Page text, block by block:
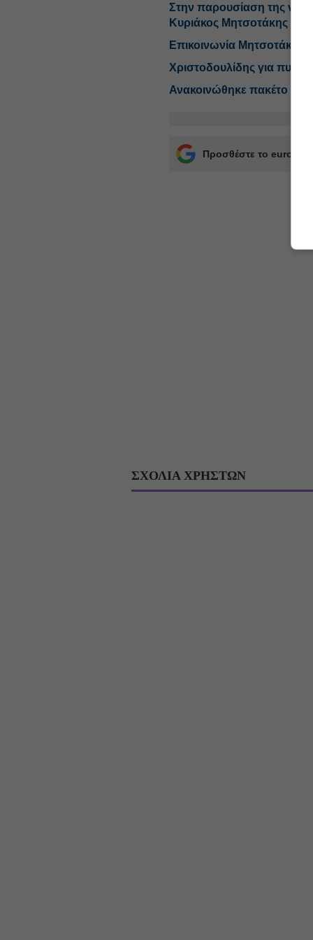
Στην παρουσίαση της
Κυριάκος Μητσοτάκης
Επικοινωνία Μητσοτάκη
Χριστοδουλίδης για
Ανακοινώθηκε πακέτο
Προσθέστε το
ΣΧΟΛΙΑ ΧΡΗΣΤΩΝ